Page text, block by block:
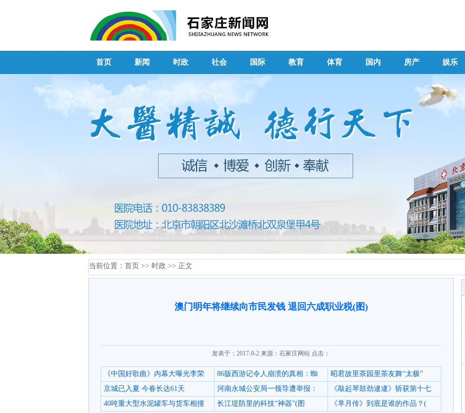
首页 新闻 时政 社会 国际 教育 体育 国内 房产 娱乐
当前位置： 首页 >> 时政 >> 正文
澳门明年将继续向市民发钱 退回六成职业税(图)
发表于：2017-9-2 来源：石家庄网站 点击：
《中国好歌曲》内幕大曝光李荣 86版西游记令人崩溃的真相：蜘
昭君故里茶园里茶友舞“太极”
京城已入夏 今春长达61天
河南永城公安局一领导遭举报：
《敲起琴鼓劲逮逮》斩获第十七
40吨重大型水泥罐车与货车相撞
长江堤防里的科技“神器”(图 《芈月传》到底是谁的作品？(